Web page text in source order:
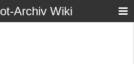
Archiv Wiki